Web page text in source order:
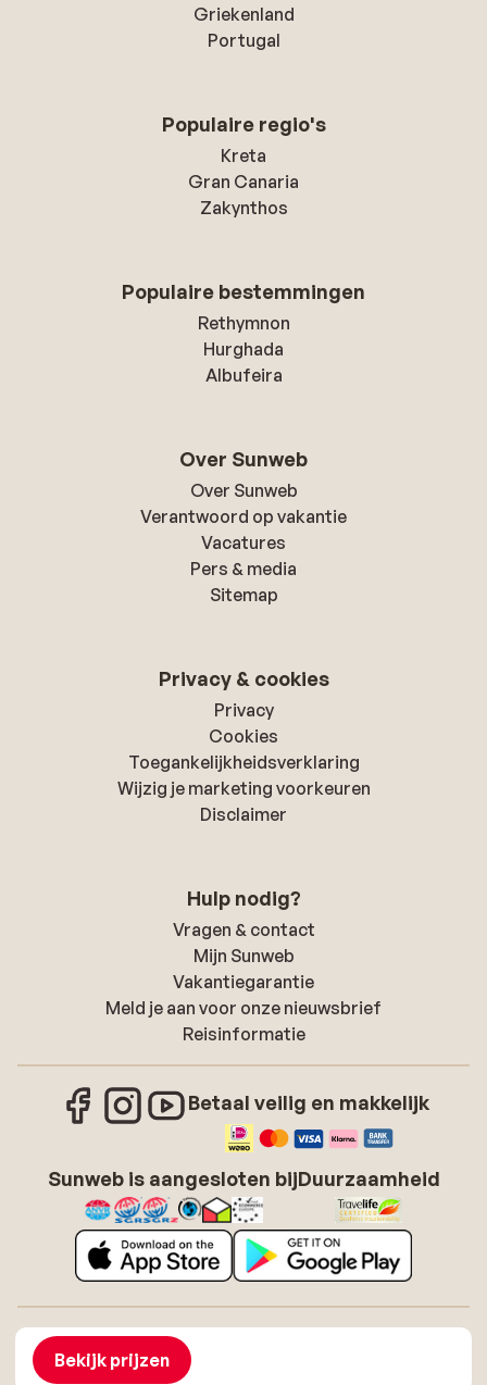
Bekijk prijzen
Griekenland
Portugal
Populaire regio's
Kreta
Gran Canaria
Zakynthos
Populaire bestemmingen
Rethymnon
Hurghada
Albufeira
Over Sunweb
Over Sunweb
Verantwoord op vakantie
Vacatures
Pers & media
Sitemap
Privacy & cookies
Privacy
Cookies
Toegankelijkheidsverklaring
Wijzig je marketing voorkeuren
Disclaimer
Hulp nodig?
Vragen & contact
Mijn Sunweb
Vakantiegarantie
Meld je aan voor onze nieuwsbrief
Reisinformatie
Betaal veilig en makkelijk
Sunweb is aangesloten bijDuurzaamheid
Over Sunweb
Algemene voorwaarden zonvakanties
Toegankelijkheidsverklaring